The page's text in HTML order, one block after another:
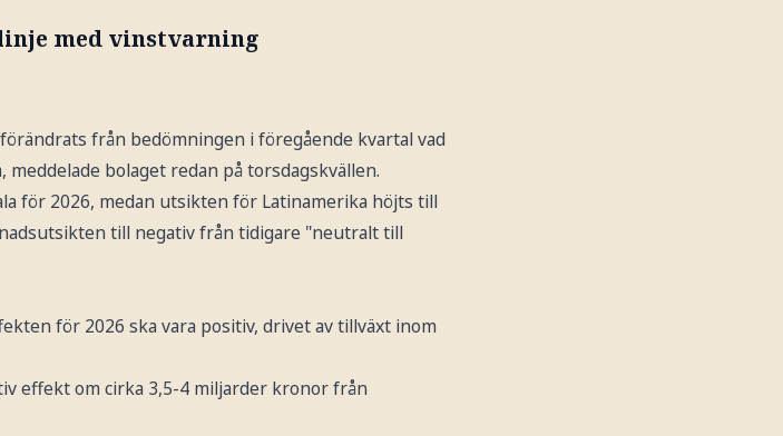
med vinstvarning
från bedömningen i föregående kvartal vad
bolaget redan på torsdagskvällen.
för 2026, medan utsikten för Latinamerika höjts till
till negativ från tidigare "neutralt till
för 2026 ska vara positiv, drivet av tillväxt inom
effekt om cirka 3,5-4 miljarder kronor från